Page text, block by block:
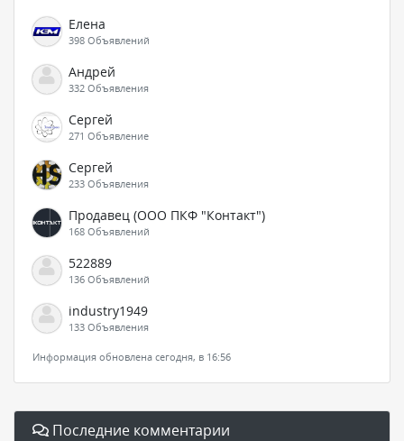
Елена
398 Объявлений
Андрей
332 Объявления
Сергей
271 Объявление
Сергей
233 Объявления
Продавец (ООО ПКФ "Контакт")
168 Объявлений
522889
136 Объявлений
industry1949
133 Объявления
Информация обновлена сегодня, в 16:56
Последние комментарии